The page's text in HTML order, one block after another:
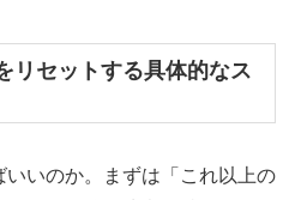
リセットする具体的なス
いのか。まずは「これ以上の